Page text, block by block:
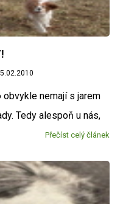
obvykle nemají s jarem
Tedy alespoň u nás,
Přečíst celý článek